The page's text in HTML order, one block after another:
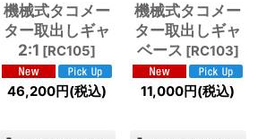
機械式タコメー
ター取出しギャ
2:1 [RC105]
46,200円(税込)
機械式タコメー
ター取出しギャ
ベース [RC103]
11,000円(税込)